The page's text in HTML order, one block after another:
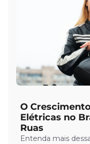
O
Elétricas no
Ruas
Entenda mais